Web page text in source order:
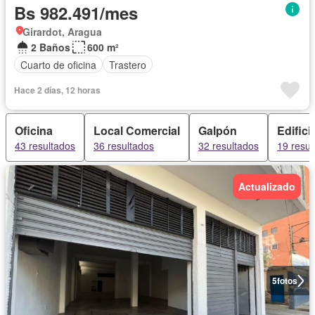
Bs 982.491/mes
Girardot, Aragua
2 Baños
600 m²
Cuarto de oficina
Trastero
Hace 2 días, 12 horas
Oficina
43 resultados
Local Comercial
36 resultados
Galpón
32 resultados 19
5fotos
Actualizado